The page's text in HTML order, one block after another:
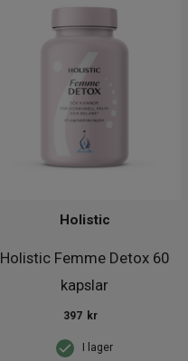
Holistic Femme Detox 60
kapslar
Holistic
I lager
397 kr